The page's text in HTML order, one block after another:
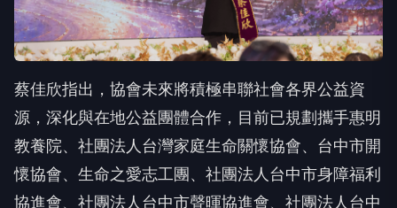
蔡佳欣指出，協會未來將積極串聯社會各界公益資
源，深化與在地公益團體合作，目前已規劃攜手惠明
教養院、社團法人台灣家庭生命關懷協會、台中市開
懷協會、生命之愛志工團、社團法人台中市身障福利
協進會、社團法人台中市聲暉協進會、社團法人台中